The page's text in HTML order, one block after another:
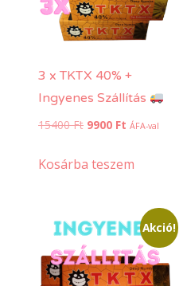
3 x TKTX 40% +
Ingyenes Szállítás
15400Ft Original
was:
9900 Ft Current
is:
ÁFA-val
Kosárba teszem
Akció!